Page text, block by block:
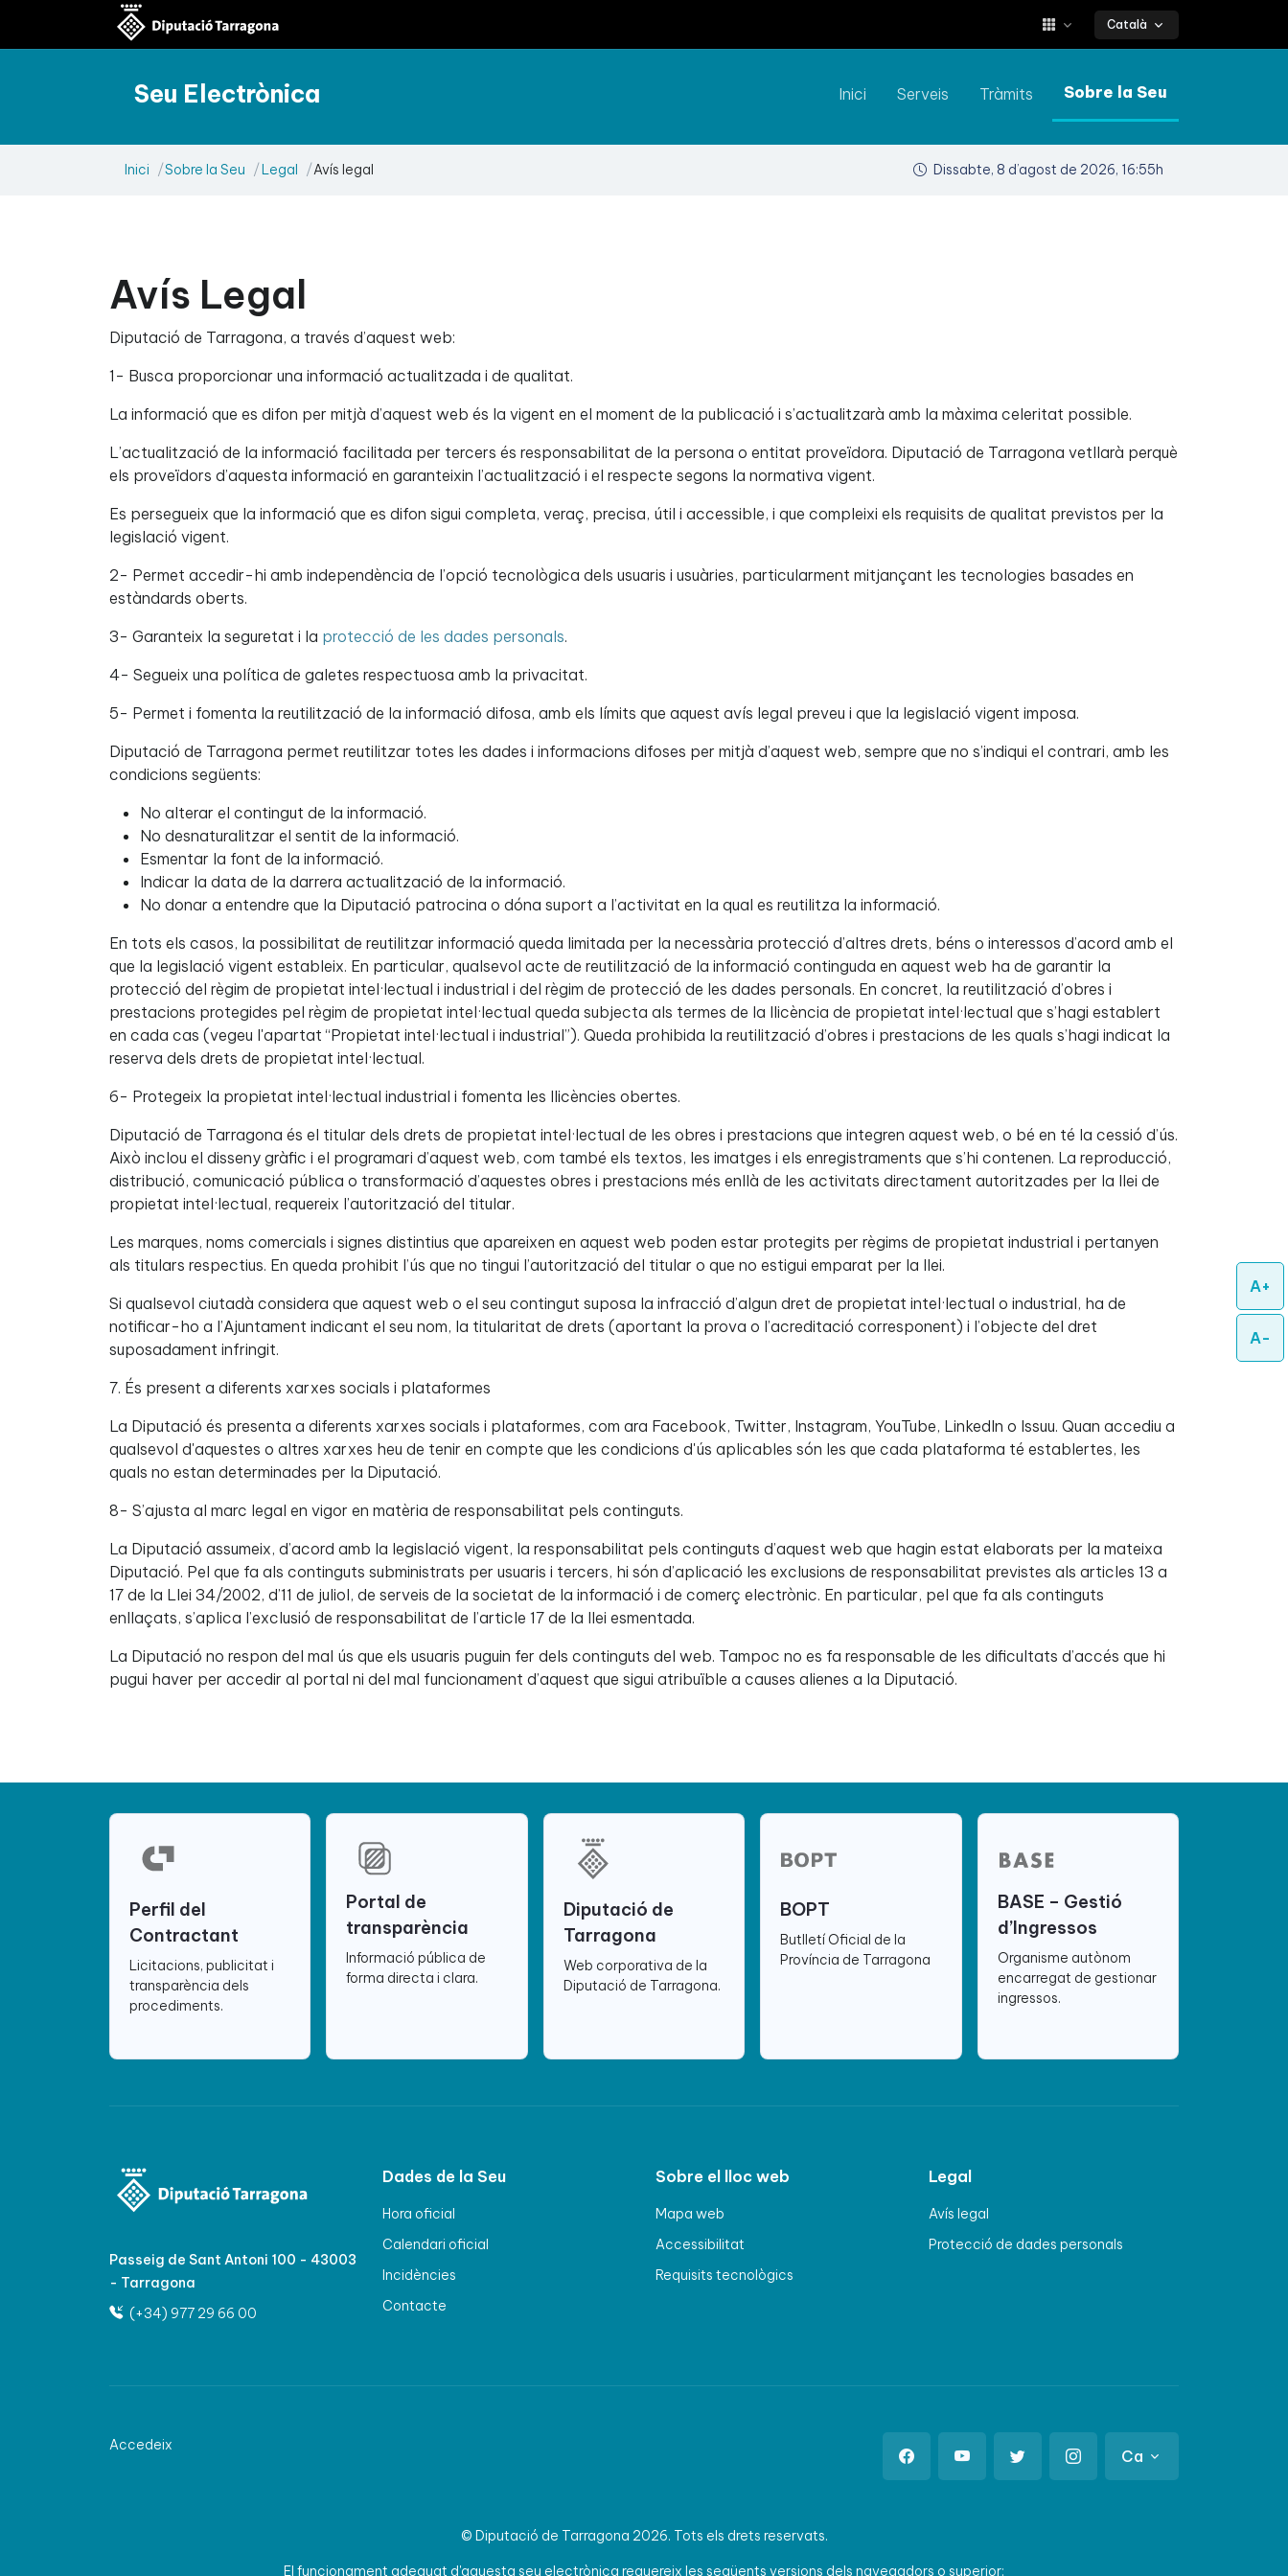
A+
A-
Català
Seu Electrònica Inici Serveis Tràmits Sobre la Seu
Inici Sobre la Seu Legal Avís legal Dissabte, 8 d’agost de 2026, 16:55h
Avís Legal
Diputació de Tarragona, a través d’aquest web:
1- Busca proporcionar una informació actualitzada i de qualitat.
La informació que es difon per mitjà d’aquest web és la vigent en el moment de la publicació i s’actualitzarà amb la màxima celeritat possible.
L’actualització de la informació facilitada per tercers és responsabilitat de la persona o entitat proveïdora. Diputació de Tarragona vetllarà perquè
els proveïdors d’aquesta informació en garanteixin l’actualització i el respecte segons la normativa vigent.
Es persegueix que la informació que es difon sigui completa, veraç, precisa, útil i accessible, i que compleixi els requisits de qualitat previstos per la
legislació vigent.
2- Permet accedir-hi amb independència de l’opció tecnològica dels usuaris i usuàries, particularment mitjançant les tecnologies basades en
estàndards oberts.
3- Garanteix la seguretat i la protecció de les dades personals.
4- Segueix una política de galetes respectuosa amb la privacitat.
5- Permet i fomenta la reutilització de la informació difosa, amb els límits que aquest avís legal preveu i que la legislació vigent imposa.
Diputació de Tarragona permet reutilitzar totes les dades i informacions difoses per mitjà d’aquest web, sempre que no s’indiqui el contrari, amb les
condicions següents:
No alterar el contingut de la informació.
No desnaturalitzar el sentit de la informació.
Esmentar la font de la informació.
Indicar la data de la darrera actualització de la informació.
No donar a entendre que la Diputació patrocina o dóna suport a l’activitat en la qual es reutilitza la informació.
En tots els casos, la possibilitat de reutilitzar informació queda limitada per la necessària protecció d’altres drets, béns o interessos d’acord amb el
que la legislació vigent estableix. En particular, qualsevol acte de reutilització de la informació continguda en aquest web ha de garantir la
protecció del règim de propietat intel·lectual i industrial i del règim de protecció de les dades personals. En concret, la reutilització d’obres i
prestacions protegides pel règim de propietat intel·lectual queda subjecta als termes de la llicència de propietat intel·lectual que s’hagi establert
en cada cas (vegeu l'apartat “Propietat intel·lectual i industrial”). Queda prohibida la reutilització d’obres i prestacions de les quals s’hagi indicat la
reserva dels drets de propietat intel·lectual.
6- Protegeix la propietat intel·lectual industrial i fomenta les llicències obertes.
Diputació de Tarragona és el titular dels drets de propietat intel·lectual de les obres i prestacions que integren aquest web, o bé en té la cessió d’ús.
Això inclou el disseny gràfic i el programari d’aquest web, com també els textos, les imatges i els enregistraments que s’hi contenen. La reproducció,
distribució, comunicació pública o transformació d’aquestes obres i prestacions més enllà de les activitats directament autoritzades per la llei de
propietat intel·lectual, requereix l’autorització del titular.
Les marques, noms comercials i signes distintius que apareixen en aquest web poden estar protegits per règims de propietat industrial i pertanyen
als titulars respectius. En queda prohibit l’ús que no tingui l’autorització del titular o que no estigui emparat per la llei.
Si qualsevol ciutadà considera que aquest web o el seu contingut suposa la infracció d’algun dret de propietat intel·lectual o industrial, ha de
notificar-ho a l’Ajuntament indicant el seu nom, la titularitat de drets (aportant la prova o l’acreditació corresponent) i l’objecte del dret
suposadament infringit.
7. És present a diferents xarxes socials i plataformes
La Diputació és presenta a diferents xarxes socials i plataformes, com ara Facebook, Twitter, Instagram, YouTube, LinkedIn o Issuu. Quan accediu a
qualsevol d'aquestes o altres xarxes heu de tenir en compte que les condicions d'ús aplicables són les que cada plataforma té establertes, les
quals no estan determinades per la Diputació.
8- S’ajusta al marc legal en vigor en matèria de responsabilitat pels continguts.
La Diputació assumeix, d’acord amb la legislació vigent, la responsabilitat pels continguts d’aquest web que hagin estat elaborats per la mateixa
Diputació. Pel que fa als continguts subministrats per usuaris i tercers, hi són d’aplicació les exclusions de responsabilitat previstes als articles 13 a
17 de la Llei 34/2002, d’11 de juliol, de serveis de la societat de la informació i de comerç electrònic. En particular, pel que fa als continguts
enllaçats, s’aplica l’exclusió de responsabilitat de l’article 17 de la llei esmentada.
La Diputació no respon del mal ús que els usuaris puguin fer dels continguts del web. Tampoc no es fa responsable de les dificultats d’accés que hi
pugui haver per accedir al portal ni del mal funcionament d’aquest que sigui atribuïble a causes alienes a la Diputació.
Perfil del
Contractant
Licitacions, publicitat i
transparència dels
procediments.
Portal de
transparència
Informació pública de
forma directa i clara.
Diputació de
Tarragona
Web corporativa de la
Diputació de Tarragona.
BOPT
Butlletí Oficial de la
Província de Tarragona
BASE – Gestió
d’Ingressos
Organisme autònom
encarregat de gestionar
ingressos.
Passeig de Sant Antoni 100 - 43003
- Tarragona
(+34) 977 29 66 00
Dades de la Seu
Hora oficial
Calendari oficial
Incidències
Contacte
Sobre el lloc web
Mapa web
Accessibilitat
Requisits tecnològics
Legal
Avís legal
Protecció de dades personals
Accedeix
Ca
© Diputació de Tarragona 2026. Tots els drets reservats.
El funcionament adequat d'aquesta seu electrònica requereix les següents versions dels navegadors o superior: